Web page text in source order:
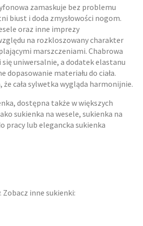
zamaskuje bez problemu
biust i doda zmysłowości nogom.
oraz inne imprezy
na rozkloszowany charakter
marszczeniami. Chabrowa
uniwersalnie, a dodatek elastanu
dopasowanie materiału do ciała.
cała sylwetka wygląda harmonijnie.
dostępna także w większych
sukienka na wesele, sukienka na
pracy lub elegancka sukienka
inne sukienki: